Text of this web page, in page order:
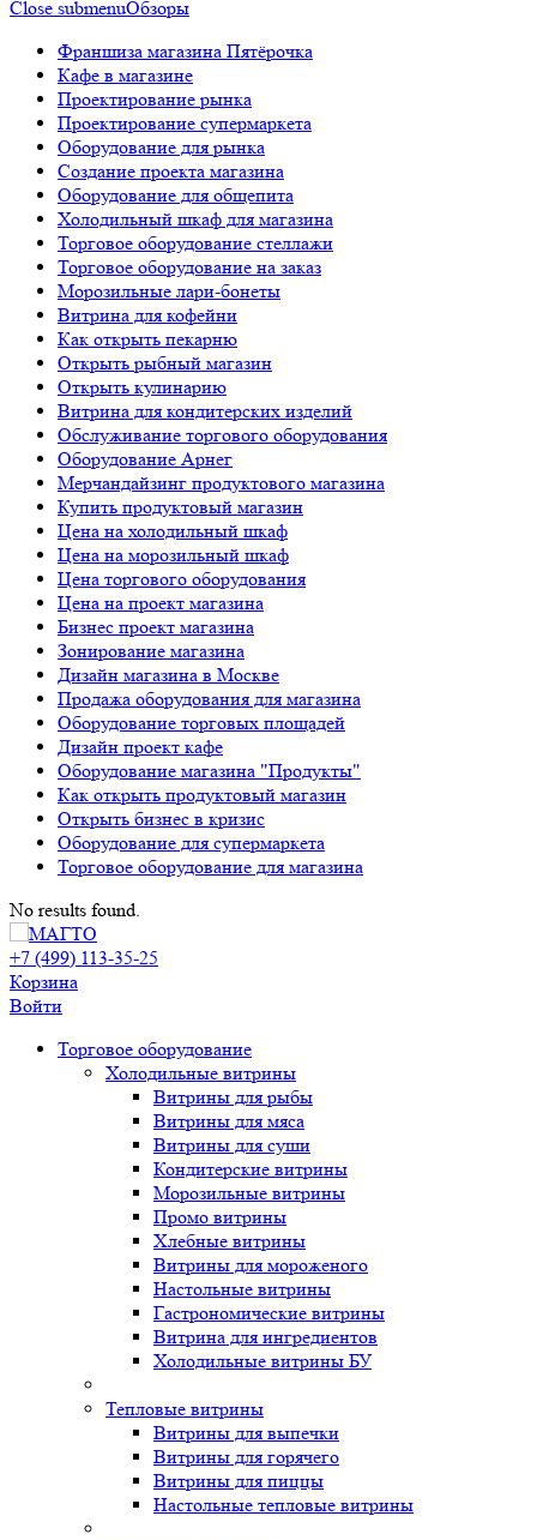
Close submenuОбзоры
Франшиза магазина Пятёрочка
Кафе в магазине
Проектирование рынка
Проектирование супермаркета
Оборудование для рынка
Создание проекта магазина
Оборудование для общепита
Холодильный шкаф для магазина
Торговое оборудование стеллажи
Торговое оборудование на заказ
Морозильные лари-бонеты
Витрина для кофейни
Как открыть пекарню
Открыть рыбный магазин
Открыть кулинарию
Витрина для кондитерских изделий
Обслуживание торгового оборудования
Оборудование Арнег
Мерчандайзинг продуктового магазина
Купить продуктовый магазин
Цена на холодильный шкаф
Цена на морозильный шкаф
Цена торгового оборудования
Цена на проект магазина
Бизнес проект магазина
Зонирование магазина
Дизайн магазина в Москве
Продажа оборудования для магазина
Оборудование торговых площадей
Дизайн проект кафе
Оборудование магазина "Продукты"
Как открыть продуктовый магазин
Открыть бизнес в кризис
Оборудование для супермаркета
Торговое оборудование для магазина
No results found.
+7 (499) 113-35-25
Корзина
Войти
Свернуть/
развернуть
Торговое оборудованиe
Холодильные витрины
Витрины для рыбы
Витрины для мяса
Витрины для суши
Кондитерские витрины
Морозильные витрины
Промо витрины
Хлебные витрины
Витрины для мороженого
Настольные витрины
Гастрономические витрины
Витрина для ингредиентов
Холодильные витрины БУ
Тепловые витрины
Витрины для выпечки
Витрины для горячего
Витрины для пиццы
Настольные тепловые витрины